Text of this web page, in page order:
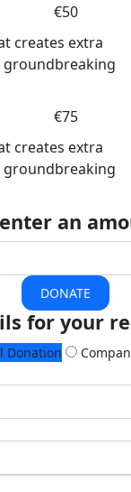
€50
creates extra
€75
creates extra
an
DONATE
for your
Donation